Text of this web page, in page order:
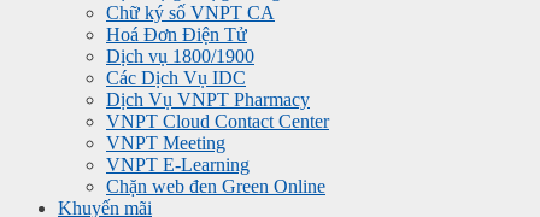
Chữ ký số VNPT CA
Hoá Đơn Điện Tử
Dịch vụ 1800/1900
Các Dịch Vụ IDC
Dịch Vụ VNPT Pharmacy
VNPT Cloud Contact Center
VNPT Meeting
VNPT E-Learning
Chặn web đen Green Online
Khuyến mãi